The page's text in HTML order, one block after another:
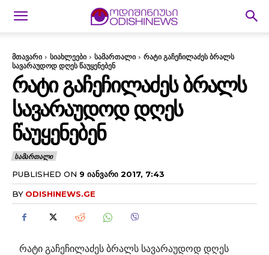
მთავარი სიახლეები სამართალი
რატი გაჩეჩილაძეს ბრალს
სავარაუდოდ დღეს წაუყენებენ
ᲠᲐᲢᲘ ᲒᲐᲩᲔᲩᲘᲚᲐᲫᲔᲡ ᲑᲠᲐᲚᲡ
ᲡᲐᲕᲐᲠᲐᲣᲓᲝᲓ ᲓᲦᲔᲡ
ᲬᲐᲣᲧᲔᲜᲔᲑᲔᲜ
ᲡᲐᲛᲐᲠᲗᲐᲚᲘ
PUBLISHED ON 9 ᲘᲐᲜᲕᲐᲠᲘ 2017, 7:43
BY ODISHINEWS.GE
რატი გაჩეჩილაძეს ბრალს სავარაუდოდ დღეს